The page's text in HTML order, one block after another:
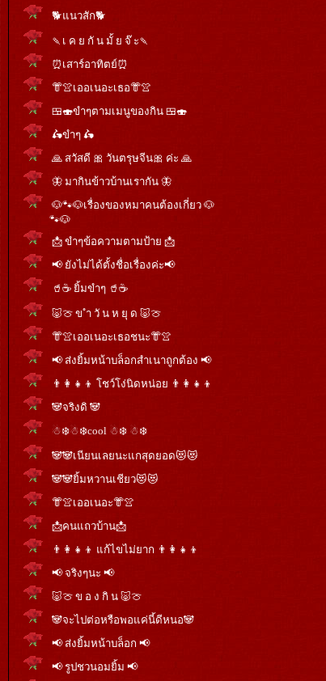
🐕แนวสัก🐕
🍡เ ค ย กั น มั้ ย จ๊ ะ🍡
⏰เสาร์อาทิตย์⏰
👘👚เออเนอะเธอ👘👚
🍱🍣ขำๆตามเมนูของกิน 🍱🍣
🛵ขำๆ 🛵
🙏 สวัสดี 🎀 วันตรุษจีน🎀 ค่ะ 🙏
🦋 มากินข้าวบ้านเรากัน 🦋
🐶🐾🐶เรื่องของหมาคนต้องเกี่ยว 🐶
🐾🐶
📩 ขำๆข้อความตามป้าย 📩
📢 ยังไม่ได้ตั้งชื่อเรื่องค่ะ📢
🥤☕ ยิ้มขำๆ 🥤☕
🐷🍈 ข ำ วั น ห ยุ ด 🐷🍈
👘👚เออเนอะเธอชนะ👘👚
📢 ส่งยิ้มหน้าบล็อกสำเนาถูกต้อง 📢
👨‍👩‍👧‍👦 โชว์โง่นิดหน่อย 👨‍👩‍👧‍👦
🐼จริงดิ 🐼
☃❄️☃❄️cool ☃❄️ ☃❄️
🐼🐼เนียนเลยนะแกสุดยอด😻😻
🐼🐼ยิ้มหวานเชียว😻😻
👘👚เออเนอะ👘👚
📩คนแถวบ้าน📩
👨‍👩‍👧‍👦 แก้ไขไม่ยาก 👨‍👩‍👧‍👦
📢 จริงๆนะ 📢
🐷🍈 ข อ ง กิ น 🐷🍈
🐼จะไป​ต่อ​หรือ​พอ​แค่นี้​ดีหนอ🐼
📢 ส่งยิ้มหน้าบล็อก 📢
📢 รูปชวนอมยิ้ม 📢